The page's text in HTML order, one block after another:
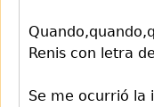
Renis con letra
Se me ocurrió la